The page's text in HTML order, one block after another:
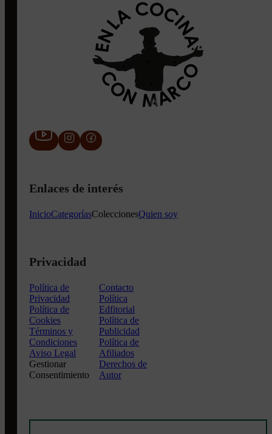
Enlaces de interés
InicioCategoríasColeccionesQuien soy
Privacidad
Política de
Privacidad
Política de
Cookies
Términos y
Condiciones
Aviso Legal
Gestionar
Consentimiento
Contacto
Política
Edfitorial
Política de
Publicidad
Política de
Afiliados
Derechos de
Autor